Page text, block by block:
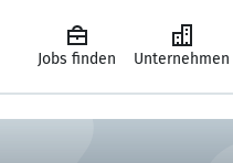
Jobs finden Unternehmen